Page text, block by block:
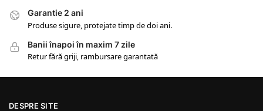
Garantie 2 ani
Produse sigure, protejate timp de doi ani.
Banii înapoi în maxim 7 zile
Retur fără griji, rambursare garantată
DESPRE SITE